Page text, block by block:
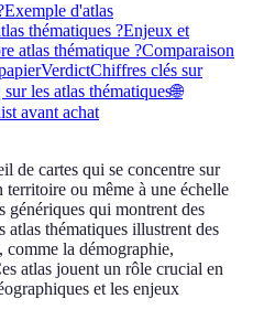
Exemple d'atlas
thématiques ?Enjeux et
atlas thématique ?Comparaison
VerdictChiffres clés sur
les atlas thématiques🌐
avant achat
de cartes qui se concentre sur
territoire ou même à une échelle
génériques qui montrent des
atlas thématiques illustrent des
comme la démographie,
atlas jouent un rôle crucial en
et les enjeux